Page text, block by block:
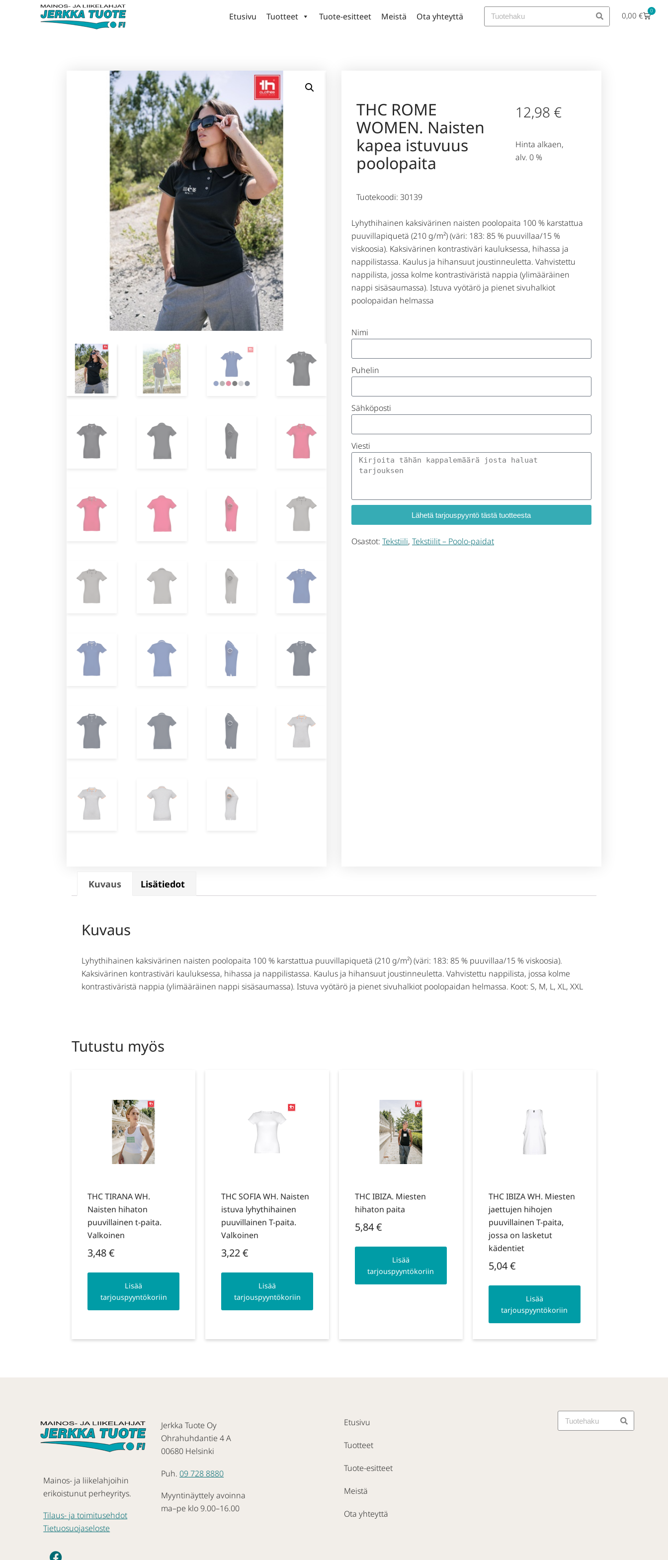
Etusivu Tuotteet Tuote-esitteet Meistä Ota yhteyttä 0,00€ 0
THC ROME
WOMEN. Naisten
kapea istuvuus
poolopaita
Tuotekoodi: 30139
12,98 €
Hinta alkaen,
alv. 0 %
Lyhythihainen kaksivärinen naisten poolopaita 100 % karstattua
puuvillapiquetä (210 g/m²) (väri: 183: 85 % puuvillaa/15 %
viskoosia). Kaksivärinen kontrastiväri kauluksessa, hihassa ja
nappilistassa. Kaulus ja hihansuut joustinneuletta. Vahvistettu
nappilista, jossa kolme kontrastiväristä nappia (ylimääräinen
nappi sisäsaumassa). Istuva vyötärö ja pienet sivuhalkiot
poolopaidan helmassa
Nimi
Puhelin
Sähköposti
Viesti
Lähetä tarjouspyyntö tästä tuotteesta
Osastot: Tekstiili, Tekstiilit – Poolo-paidat
Kuvaus Lisätiedot
Kuvaus
Lyhythihainen kaksivärinen naisten poolopaita 100 % karstattua puuvillapiquetä (210 g/m²) (väri: 183: 85 % puuvillaa/15 % viskoosia).
Kaksivärinen kontrastiväri kauluksessa, hihassa ja nappilistassa. Kaulus ja hihansuut joustinneuletta. Vahvistettu nappilista, jossa kolme
kontrastiväristä nappia (ylimääräinen nappi sisäsaumassa). Istuva vyötärö ja pienet sivuhalkiot poolopaidan helmassa. Koot: S, M, L, XL, XXL
Tutustu myös
THC TIRANA WH.
Naisten hihaton
puuvillainen t-paita.
Valkoinen
3,48€
Lisää
tarjouspyyntökoriin
THC SOFIA WH. Naisten
istuva lyhythihainen
puuvillainen T-paita.
Valkoinen
3,22€
Lisää
tarjouspyyntökoriin
THC IBIZA. Miesten
hihaton paita
5,84€
Lisää
tarjouspyyntökoriin
THC IBIZA WH. Miesten
jaettujen hihojen
puuvillainen T-paita,
jossa on lasketut
kädentiet
5,04€
Lisää
tarjouspyyntökoriin
Mainos- ja liikelahjoihin
erikoistunut perheyritys.
Tilaus- ja toimitusehdot
Tietuosuojaseloste
Jerkka Tuote Oy
Ohrahuhdantie 4 A
00680 Helsinki
Puh. 09 728 8880
Myyntinäyttely avoinna
ma–pe klo 9.00–16.00
Etusivu
Tuotteet
Tuote-esitteet
Meistä
Ota yhteyttä